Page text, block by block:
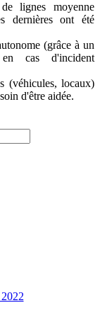
lignes moyenne
dernières ont été
(grâce à un
cas d'incident
(véhicules, locaux)
d'être aidée.